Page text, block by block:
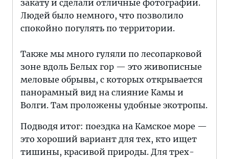
закату и сделали отличные фотографии.
Людей было немного, что позволило
спокойно погулять по территории.
Также мы много гуляли по лесопарковой
зоне вдоль Белых гор — это живописные
меловые обрывы, с которых открывается
панорамный вид на слияние Камы и
Волги. Там проложены удобные экотропы.
Подводя итог: поездка на Камское море —
это хороший вариант для тех, кто ищет
тишины, красивой природы. Для трех-